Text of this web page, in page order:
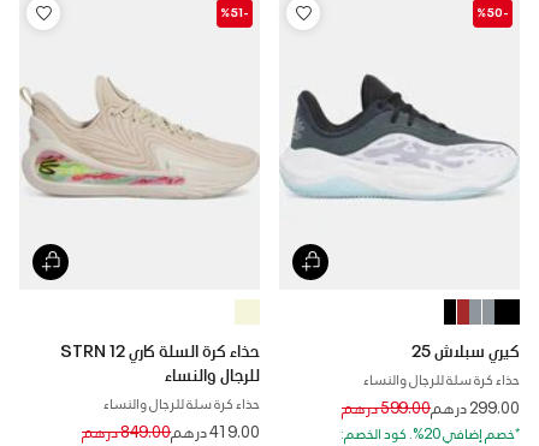
-%50
كيري سبلاش 25
حذاء كرة سلة للرجال والنساء
299.00 درهم Price reduced from
599.00 درهم to
*خصم إضافي 20%. كود الخصم:
-%51
حذاء كرة السلة كاري 12 STRN
للرجال والنساء
حذاء كرة سلة للرجال والنساء
419.00 درهم Price reduced from
849.00 درهم to